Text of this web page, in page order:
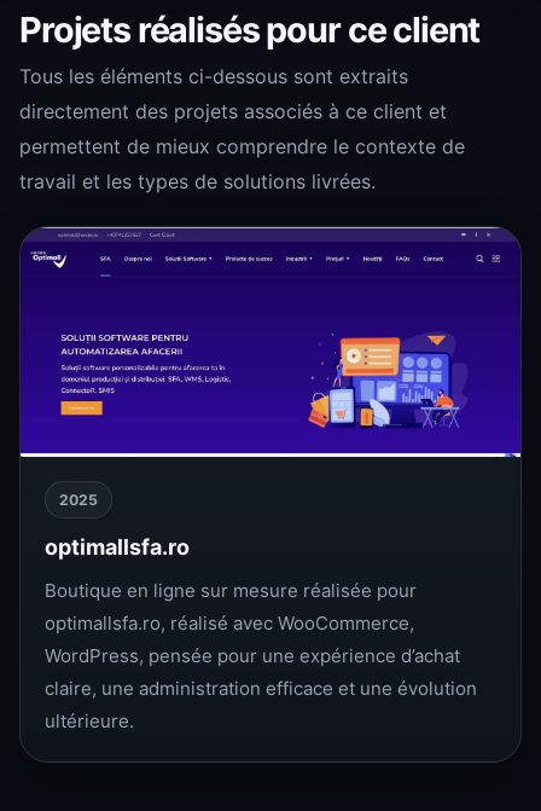
Projets réalisés pour ce client
Tous les éléments ci-dessous sont extraits
directement des projets associés à ce client et
permettent de mieux comprendre le contexte de
travail et les types de solutions livrées.
2025
optimallsfa.ro
Boutique en ligne sur mesure réalisée pour
optimallsfa.ro, réalisé avec WooCommerce,
WordPress, pensée pour une expérience d’achat
claire, une administration efficace et une évolution
ultérieure.